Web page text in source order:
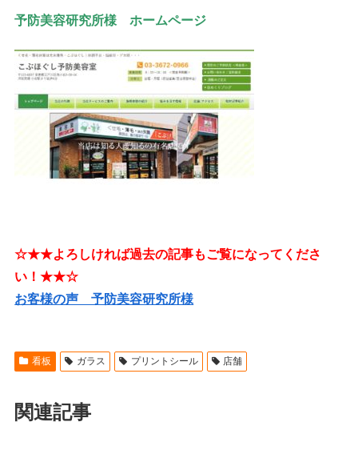
予防美容研究所様 ホームページ
☆★★よろしければ過去の記事もご覧になってくださ
い！★★☆
お客様の声 予防美容研究所様
看板 ガラス プリントシール 店舗
関連記事